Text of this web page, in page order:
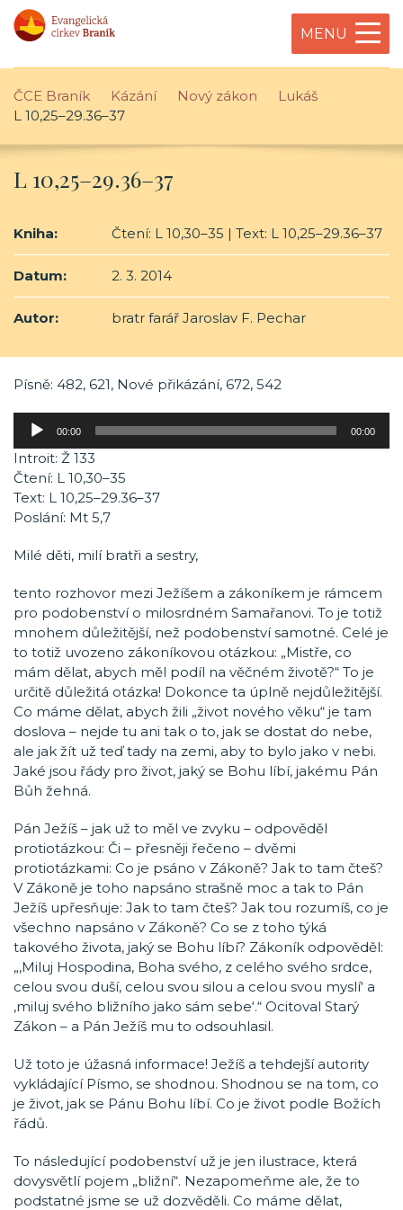
MENU
ČCE Braník Kázání Nový zákon
Lukáš
L 10,25–29.36–37
L 10,25–29.36–37
Kniha: Čtení: L 10,30–35 | Text: L 10,25–29.36–37
Datum: 2. 3. 2014
Autor: bratr farář Jaroslav F. Pechar
Písně: 482, 621, Nové přikázání, 672, 542
Audio
00:00 00:00
Introit: Ž 133
Čtení: L 10,30–35
Text: L 10,25–29.36–37
Poslání: Mt 5,7
Milé děti, milí bratři a sestry,
tento rozhovor mezi Ježíšem a zákoníkem je rámcem
pro podobenství o milosrdném Samařanovi. To je totiž
mnohem důležitější, než podobenství samotné. Celé je
to totiž uvozeno zákoníkovou otázkou: „Mistře, co
mám dělat, abych měl podíl na věčném životě?“ To je
určitě důležitá otázka! Dokonce ta úplně nejdůležitější.
Co máme dělat, abych žili „život nového věku“ je tam
doslova – nejde tu ani tak o to, jak se dostat do nebe,
ale jak žít už teď tady na zemi, aby to bylo jako v nebi.
Jaké jsou řády pro život, jaký se Bohu líbí, jakému Pán
Bůh žehná.
Pán Ježíš – jak už to měl ve zvyku – odpověděl
protiotázkou: Či – přesněji řečeno – dvěmi
protiotázkami: Co je psáno v Zákoně? Jak to tam čteš?
V Zákoně je toho napsáno strašně moc a tak to Pán
Ježíš upřesňuje: Jak to tam čteš? Jak tou rozumíš, co je
všechno napsáno v Zákoně? Co se z toho týká
takového života, jaký se Bohu líbí? Zákoník odpověděl:
„‚Miluj Hospodina, Boha svého, z celého svého srdce,
celou svou duší, celou svou silou a celou svou myslí‘ a
‚miluj svého bližního jako sám sebe‘.“ Ocitoval Starý
Zákon – a Pán Ježíš mu to odsouhlasil.
Už toto je úžasná informace! Ježíš a tehdejší autority
vykládající Písmo, se shodnou. Shodnou se na tom, co
je život, jak se Pánu Bohu líbí. Co je život podle Božích
řádů.
To následující podobenství už je jen ilustrace, která
dovysvětlí pojem „bližní“. Nezapomeňme ale, že to
podstatné jsme se už dozvěděli. Co máme dělat,